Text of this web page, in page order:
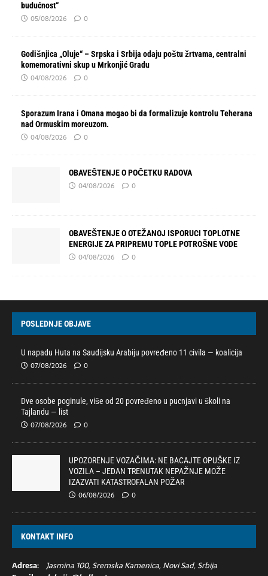
budućnost“
05/08/2026 0
Godišnjica „Oluje“ – Srpska i Srbija odaju poštu žrtvama, centralni
komemorativni skup u Mrkonjić Gradu
04/08/2026 0
Sporazum Irana i Omana mogao bi da formalizuje kontrolu Teherana
nad Ormuskim moreuzom.
04/08/2026 0
OBAVEŠTENJE O POČETKU RADOVA
04/08/2026 0
OBAVEŠTENJE O OTEŽANOJ ISPORUCI TOPLOTNE
ENERGIJE ZA PRIPREMU TOPLE POTROŠNE VODE
04/08/2026 0
POSLEDNJE OBJAVE
U napadu Huta na Saudijsku Arabiju povređeno 11 civila — koalicija
07/08/2026 0
Dve osobe poginule, više od 20 povređeno u pucnjavi u školi na
Tajlandu — list
07/08/2026 0
UPOZORENJE VOZAČIMA: NE BACAJTE OPUŠKE IZ
VOZILA – JEDAN TRENUTAK NEPAŽNJE MOŽE
IZAZVATI KATASTROFALAN POŽAR
06/08/2026 0
KONTAKT INFO
Adresa: Jasmina 100, Sremska Kamenica, Novi Sad, Srbija